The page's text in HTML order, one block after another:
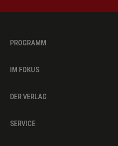
PROGRAMM
IM FOKUS
DER VERLAG
SERVICE